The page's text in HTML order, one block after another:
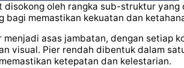
disokong oleh rangka sub-struktur
bagi memastikan kekuatan dan
menjadi asas jambatan, dengan setiap
visual. Pier rendah dibentuk dalam
ketepatan dan kelestarian.